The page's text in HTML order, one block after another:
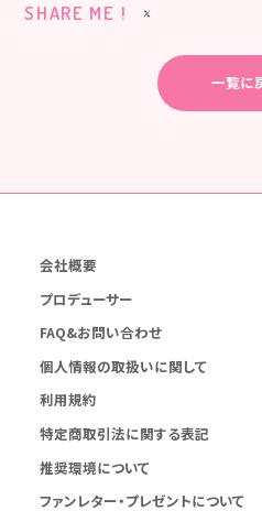
SHARE ME !
一覧に
会社概要
プロデューサー
FAQ&お問い合わせ
個人情報の取扱いに関して
利用規約
特定商取引法に関する表記
推奨環境について
ファンレター・プレゼントについて